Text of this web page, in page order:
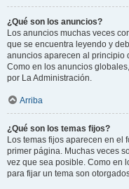
¿Qué son los anuncios?
Los anuncios muchas veces
que se encuentra leyendo y
anuncios aparecen al principio
Como en los anuncios
por La Administración.
Arriba
¿Qué son los temas fijos?
Los temas fijos aparecen en el
primer página. Muchas veces
vez que sea posible. Como en
para fijar un tema son